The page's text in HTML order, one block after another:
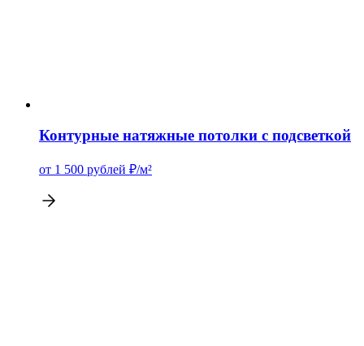
Контурные натяжные потолки c подсветкой
от 1 500 рублей ₽/м²